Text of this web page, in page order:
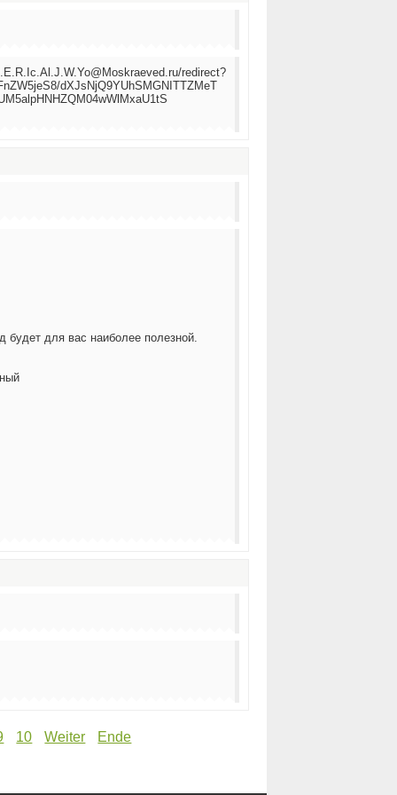
redirect?
dXJsNjQ9YUhSMGNITTZMeT
будет для вас наиболее полезной.
10 Weiter Ende